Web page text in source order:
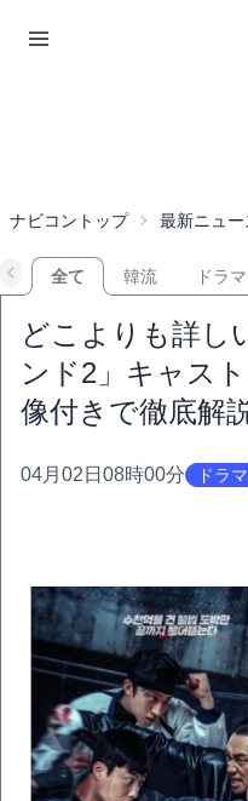
ナビコントップ 最新ニュー
全て 韓流 ドラマ
どこよりも詳し
ンド2」キャス
像付きで徹底解
04月02日08時00分 ドラマ